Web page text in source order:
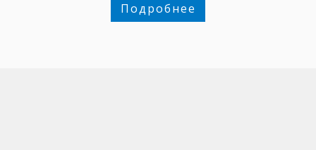
Подробнее